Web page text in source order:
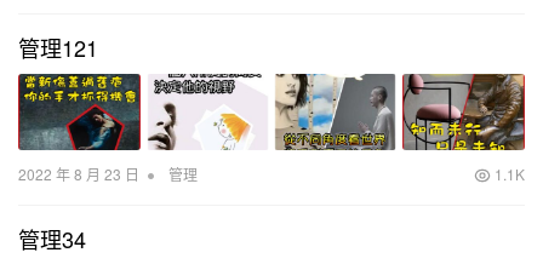
管理121
2022 年 8 月 23 日 • 管理 1.1K
管理34